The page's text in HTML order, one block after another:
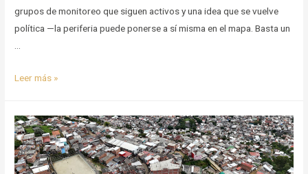
grupos de monitoreo que siguen activos y una idea que se vuelve
política —la periferia puede ponerse a sí misma en el mapa. Basta un
Aprendiendo
los
riesgos
en
Leer más »